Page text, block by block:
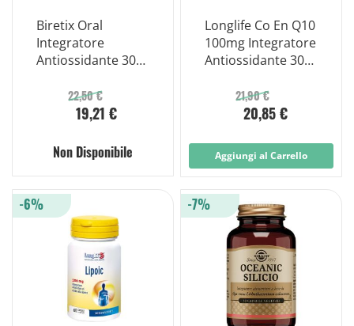
Biretix Oral
Integratore
Antiossidante 30
22,50 €
19,21 €
Non Disponibile
Longlife Co En Q10
100mg Integratore
Antiossidante 30
21,90 €
20,85 €
Aggiungi al Carrello
-6% -7%